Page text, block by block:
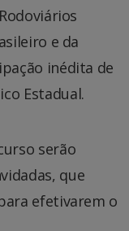
e da
inédita de
Estadual.
serão
que
efetivarem o